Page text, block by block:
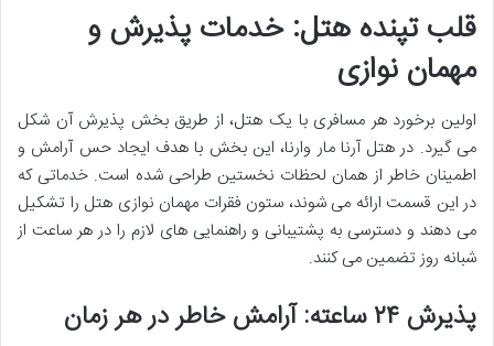
قلب تپنده هتل: خدمات پذیرش و
مهمان نوازی
اولین برخورد هر مسافری با یک هتل، از طریق بخش پذیرش آن شکل
می گیرد. در هتل آرنا مار وارنا، این بخش با هدف ایجاد حس آرامش و
اطمینان خاطر از همان لحظات نخستین طراحی شده است. خدماتی که
در این قسمت ارائه می شوند، ستون فقرات مهمان نوازی هتل را تشکیل
می دهند و دسترسی به پشتیبانی و راهنمایی های لازم را در هر ساعت از
شبانه روز تضمین می کنند.
پذیرش ۲۴ ساعته: آرامش خاطر در هر زمان